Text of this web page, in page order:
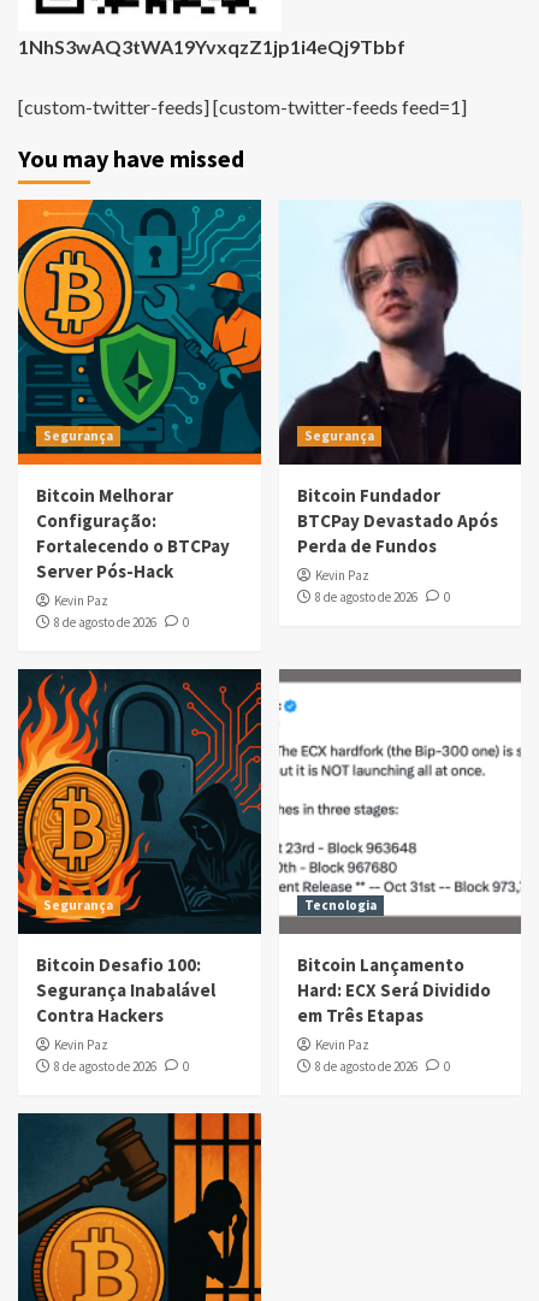
1NhS3wAQ3tWA19YvxqzZ1jp1i4eQj9Tbbf
[custom-twitter-feeds] [custom-twitter-feeds feed=1]
You may have missed
Segurança
Bitcoin Melhorar
Configuração:
Fortalecendo o BTCPay
Server Pós-Hack
Kevin Paz
8 de agosto de 2026
0
Segurança
Bitcoin Fundador
BTCPay Devastado Após
Perda de Fundos
Kevin Paz
8 de agosto de 2026
0
Segurança
Bitcoin Desafio 100:
Segurança Inabalável
Contra Hackers
Kevin Paz
8 de agosto de 2026
0
Tecnologia
Bitcoin Lançamento
Hard: ECX Será Dividido
em Três Etapas
Kevin Paz
8 de agosto de 2026
0